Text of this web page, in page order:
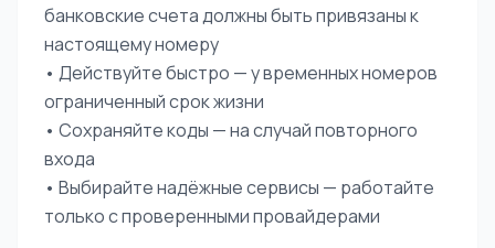
банковские счета должны быть привязаны к
настоящему номеру
• Действуйте быстро — у временных номеров
ограниченный срок жизни
• Сохраняйте коды — на случай повторного
входа
• Выбирайте надёжные сервисы — работайте
только с проверенными провайдерами